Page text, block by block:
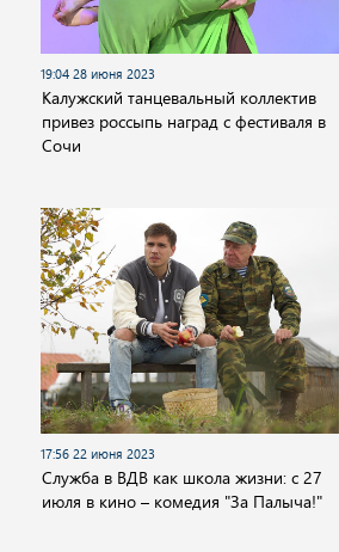
19:04 28 июня 2023
Калужский танцевальный коллектив
привез россыпь наград с фестиваля в
Сочи
17:56 22 июня 2023
Служба в ВДВ как школа жизни: с 27
июля в кино – комедия "За Палыча!"